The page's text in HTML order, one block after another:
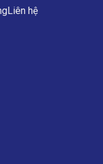
Liên hệ